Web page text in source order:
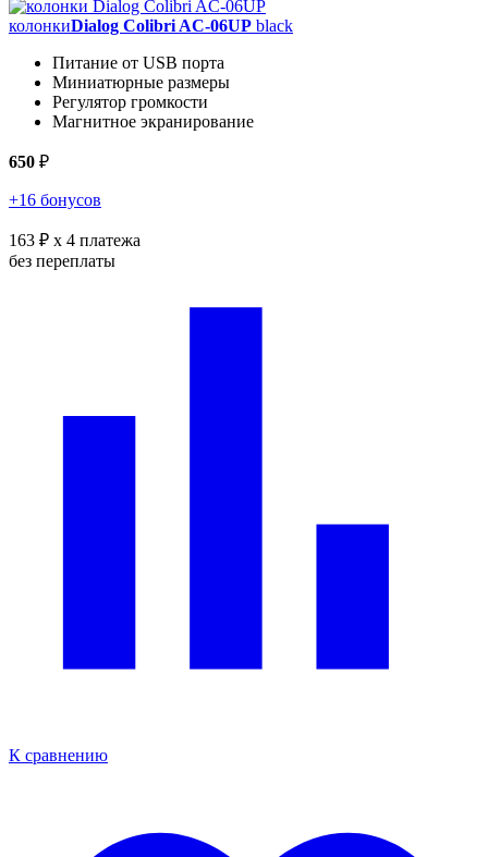
колонкиDialog Colibri AC-06UP black
Питание от USB порта
Миниатюрные размеры
Регулятор громкости
Магнитное экранирование
650 ₽
+16 бонусов
163 ₽ x 4 платежа
без переплаты
К сравнению